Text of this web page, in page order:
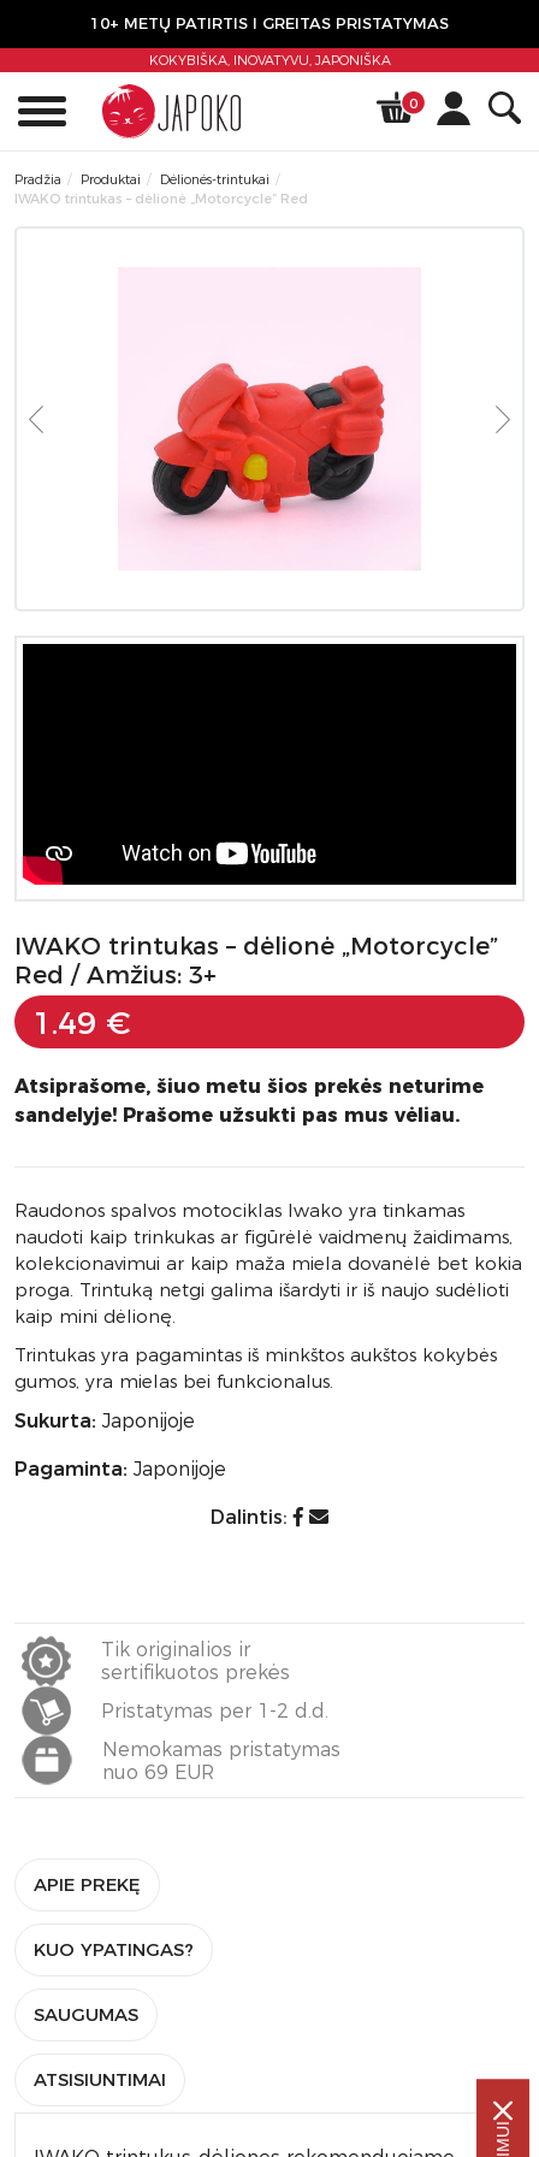
10+ METŲ PATIRTIS I GREITAS PRISTATYMAS
KOKYBIŠKA, INOVATYVU,JAPONIŠKA
0
Pradžia Produktai
Dėlionės-trintukai
IWAKO trintukas – dėlionė „Motorcycle” Red
IWAKO trintukas – dėlionė „Motorcycle”
Red / Amžius: 3+
1.49 €
Atsiprašome, šiuo metu šios prekės neturime
sandelyje! Prašome užsukti pas mus vėliau.
Raudonos spalvos motociklas Iwako yra tinkamas
naudoti kaip trinkukas ar figūrėlė vaidmenų žaidimams,
kolekcionavimui ar kaip maža miela dovanėlė bet kokia
proga. Trintuką netgi galima išardyti ir iš naujo sudėlioti
kaip mini dėlionę.
Trintukas yra pagamintas iš minkštos aukštos kokybės
gumos, yra mielas bei funkcionalus.
Sukurta: Japonijoje
Pagaminta: Japonijoje
Dalintis:
Tik originalios ir
sertifikuotos prekės
Pristatymas per 1-2 d.d.
Nemokamas pristatymas
nuo 69 EUR
APIE PREKĘ
KUO YPATINGAS?
SAUGUMAS
ATSISIUNTIMAI